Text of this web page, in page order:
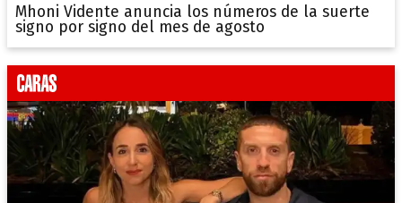
Mhoni Vidente anuncia los números de la suerte
signo por signo del mes de agosto